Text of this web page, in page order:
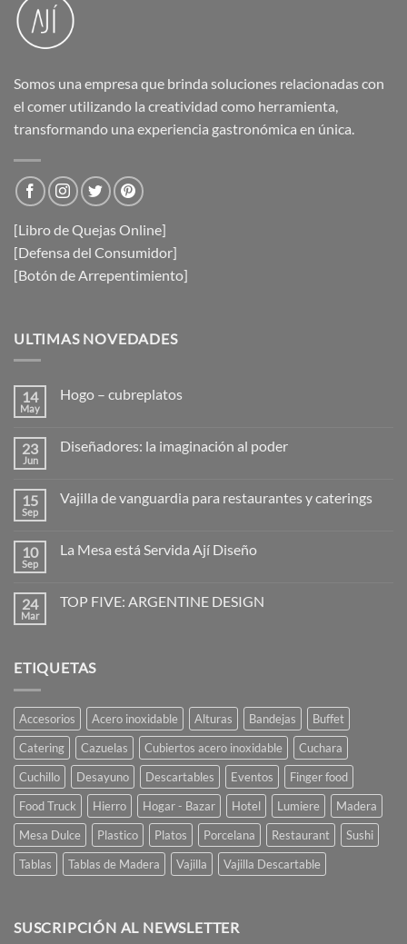
Somos una empresa que brinda soluciones relacionadas con
el comer utilizando la creatividad como herramienta,
transformando una experiencia gastronómica en única.
[Libro de Quejas Online]
[Defensa del Consumidor]
[Botón de Arrepentimiento]
ULTIMAS NOVEDADES
14
May
Hogo – cubreplatos
en
23
Jun
Diseñadores: la imaginación al poder
en
al
poder
15
Sep
Vajilla de vanguardia para restaurantes y caterings
en
para
restaurantes
10
Sep
La Mesa está Servida Ají Diseño
en
Ají
Diseño
24
Mar
TOP FIVE: ARGENTINE DESIGN
TOP
ETIQUETAS
Accesorios Acero inoxidable Alturas Bandejas
Buffet
Catering
Cazuelas Cubiertos acero inoxidable
Cuchara
Cuchillo
Desayuno Descartables Eventos
Finger food
Food Truck
Hierro Hogar - Bazar Hotel Lumiere
Madera
Mesa Dulce
Plastico Platos Porcelana Restaurant
Sushi
Tablas
Tablas de Madera Vajilla Vajilla Descartable
SUSCRIPCIÓN AL NEWSLETTER